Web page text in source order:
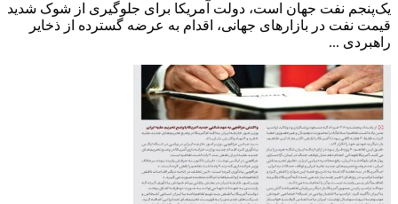
یک‌پنجم نفت جهان است، دولت آمریکا برای جلوگیری از شوک شدید
قیمت نفت در بازارهای جهانی، اقدام به عرضه گسترده از ذخایر
راهبردی ...